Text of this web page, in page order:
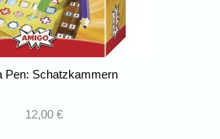
Pen: Schatzkammern
12,00 €